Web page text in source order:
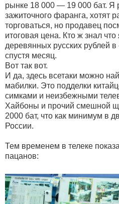
рынке 18 000 — 19 000 бат. Я
зажиточного фаранга, хотят
торговаться, но продавец
итоговая цена. Кто ж знал
деревянных русских рублей
спустя месяц.
Вот так вот.
И да, здесь всетаки можно
мабилки. Это подделки
симками и неизбежными
Хайбоны и прочий смешной
2000 бат, что как минимум в
России.
Тем временем в телеке
пацанов: